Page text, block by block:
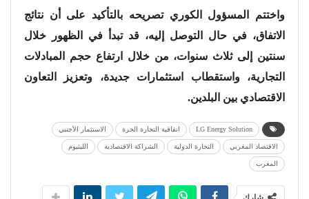
واختتم المسؤول الكوري تصريحه بالتأكيد على أن نتائج
الاتفاق، في حال التوصل إليه، قد تبدأ في الظهور خلال
سنتين إلى ثلاث سنوات، من خلال ارتفاع حجم المبادلات
التجارية، واستقطاب استثمارات جديدة، وتعزيز التعاون
الاقتصادي بين البلدين.
LG Energy Solution اتفاقية التجارة الحرة الاستثمار الأجنبي
الاقتصاد المغربي التجارة الدولية الشراكة الاقتصادية الليثيوم
المغرب